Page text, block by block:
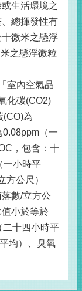
生活環境之
總揮發性有
微米之懸浮
之懸浮微粒
室內空氣品
化碳(CO2)
(CO)為
（一
，包含：十
一小時平
方公尺）
數/立方公
小於等於
二十四小時平
均）、臭氧